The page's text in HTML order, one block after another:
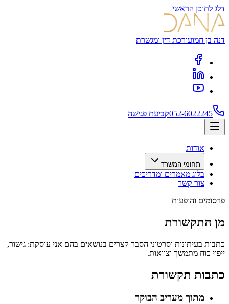
דלג לתוכן הראשי
דנה בן חמועורכת דין ומגשרת
052-6022245קביעת פגישה
אודות
תחומי המשרד
בלוג מאמרים ומדריכים
צור קשר
פרסומים והופעות
מן התקשורת
כתבות בעיתונות וסרטוני הסבר קצרים בנושאים בהם אני עוסקת: גישור,
ייפוי כוח מתמשך וצוואות.
כתבות תקשורת
מתוך מעריב הבוקר